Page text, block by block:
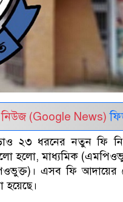
(Google News)
২৩ ধরনের নতুন ফি
হলো, মাধ্যমিক
এসব ফি আদায়ের
হয়েছে।